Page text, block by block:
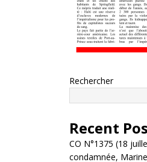
Rechercher
Recent
CO N°1375 (18
condamnée,